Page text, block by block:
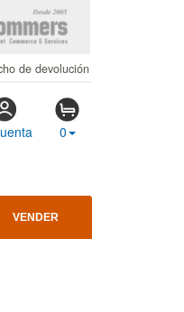
de devolución
0
VENDER